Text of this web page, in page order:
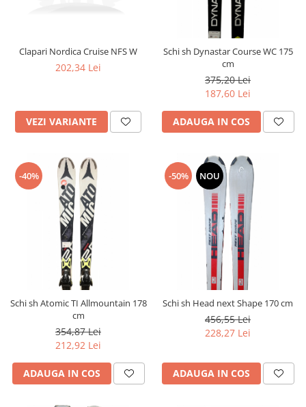
Clapari Nordica Cruise NFS W
202,34 Lei
VEZI VARIANTE
Schi sh Dynastar Course WC 175
cm
375,20 Lei
187,60 Lei
ADAUGA IN COS
-40%
Schi sh Atomic TI Allmountain 178
cm
354,87 Lei
212,92 Lei
ADAUGA IN COS
-50% NOU
Schi sh Head next Shape 170 cm
456,55 Lei
228,27 Lei
ADAUGA IN COS